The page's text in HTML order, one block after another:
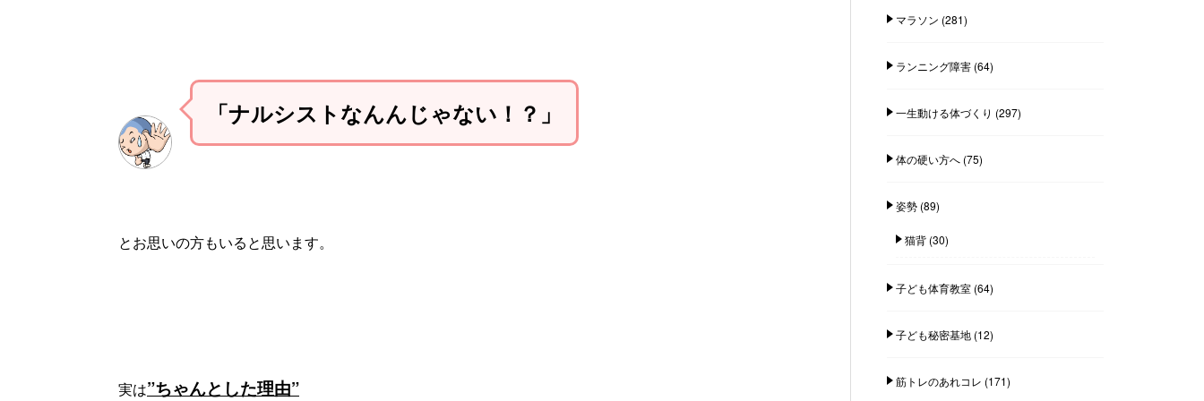
「ナルシストなんんじゃない！？」
とお思いの方もいると思います。
実は”ちゃんとした理由”
マラソン (281)
ランニング障害(64)
一生動ける体づくり (297)
体の硬い方へ(75)
姿勢(89)
猫背(30)
子ども体育教室(64)
子ども秘密基地(12)
筋トレのあれコレ (171)